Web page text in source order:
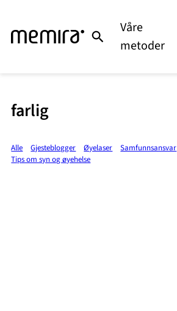
Våre
metoder
farlig
Alle Gjesteblogger Øyelaser
Samfunnsansvar
Tips om syn og øyehelse